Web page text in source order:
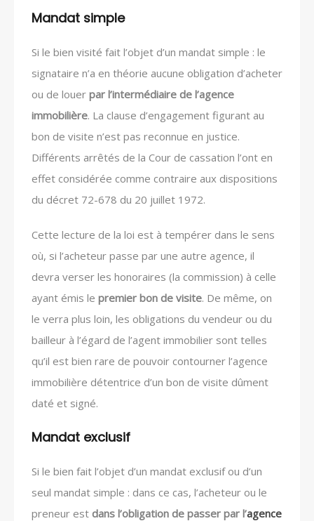
Mandat simple
Si le bien visité fait l’objet d’un mandat simple : le
signataire n’a en théorie aucune obligation d’acheter
ou de louer par l’intermédiaire de l’agence
immobilière. La clause d’engagement figurant au
bon de visite n’est pas reconnue en justice.
Différents arrêtés de la Cour de cassation l’ont en
effet considérée comme contraire aux dispositions
du décret 72-678 du 20 juillet 1972.
Cette lecture de la loi est à tempérer dans le sens
où, si l’acheteur passe par une autre agence, il
devra verser les honoraires (la commission) à celle
ayant émis le premier bon de visite. De même, on
le verra plus loin, les obligations du vendeur ou du
bailleur à l’égard de l’agent immobilier sont telles
qu’il est bien rare de pouvoir contourner l’agence
immobilière détentrice d’un bon de visite dûment
daté et signé.
Mandat exclusif
Si le bien fait l’objet d’un mandat exclusif ou d’un
seul mandat simple : dans ce cas, l’acheteur ou le
preneur est dans l’obligation de passer par l’agence